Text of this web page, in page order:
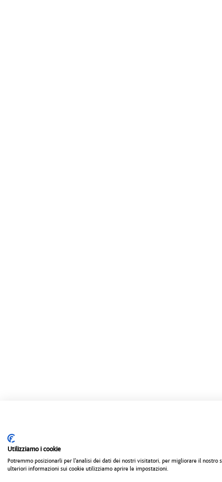
Utilizziamo i cookie
Potremmo posizionarli per l'analisi dei dati dei nostri visitatori, per migliorare il nostro
ulteriori informazioni sui cookie utilizziamo aprire le impostazioni.